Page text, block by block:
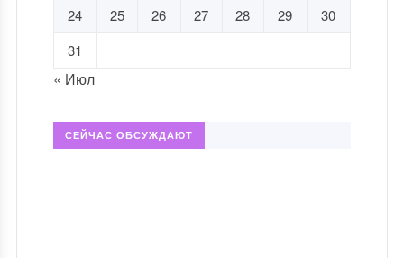
24
25 26 27 28 29
30
31
« Июл
СЕЙЧАС ОБСУЖДАЮТ